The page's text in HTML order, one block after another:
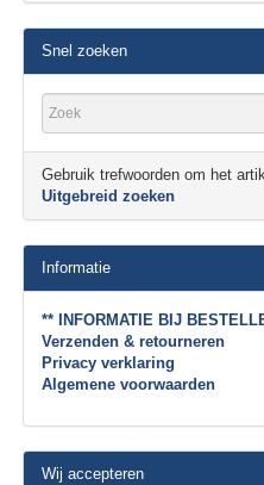
Snel zoeken
Gebruik trefwoorden om het
Uitgebreid zoeken
Informatie
** INFORMATIE BIJ
Verzenden & retourneren
Privacy verklaring
Algemene voorwaarden
Wij accepteren